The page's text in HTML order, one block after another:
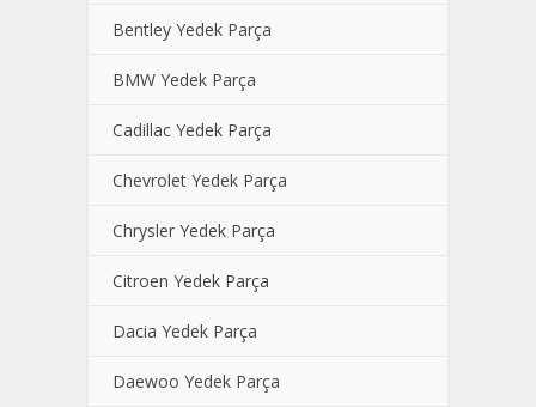
Bentley Yedek Parça
BMW Yedek Parça
Cadillac Yedek Parça
Chevrolet Yedek Parça
Chrysler Yedek Parça
Citroen Yedek Parça
Dacia Yedek Parça
Daewoo Yedek Parça